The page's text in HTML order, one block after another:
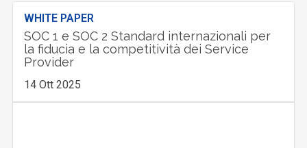
WHITE PAPER
SOC 1 e SOC 2 Standard internazionali per
la fiducia e la competitività dei Service
Provider
14 Ott 2025